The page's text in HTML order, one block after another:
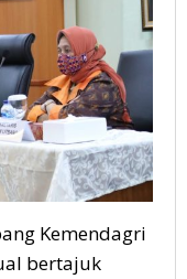
Kemendagri
bertajuk